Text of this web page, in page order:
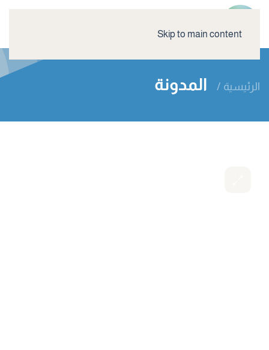
Skip to main content
الرئيسية المدونة